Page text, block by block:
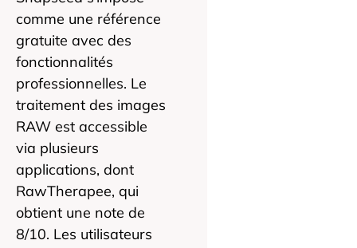
comme une référence
gratuite avec des
fonctionnalités
professionnelles. Le
traitement des images
RAW est accessible
via plusieurs
applications, dont
RawTherapee, qui
obtient une note de
8/10. Les utilisateurs